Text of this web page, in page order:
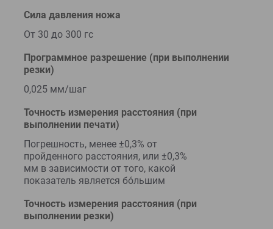
Сила давления ножа
От 30 до 300 гс
Программное разрешение (при выполнении
резки)
0,025 мм/шаг
Точность измерения расстояния (при
выполнении печати)
Погрешность, менее ±0,3% от
пройденного расстояния, или ±0,3%
мм в зависимости от того, какой
показатель является бóльшим
Точность измерения расстояния (при
выполнении резки)